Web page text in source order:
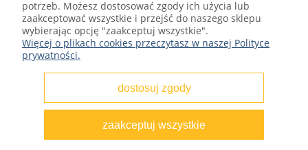
Copyright © 2012–2026 GRAMOFONIA
pokaż pełną wersję strony
Sklep internetowy Shoper.pl
potrzeb. Możesz dostosować zgody ich użycia lub
zaakceptować wszystkie i przejść do naszego sklepu
wybierając opcję "zaakceptuj wszystkie".
Więcej o plikach cookies przeczytasz w naszej Polityce
prywatności.
dostosuj zgody
zaakceptuj wszystkie